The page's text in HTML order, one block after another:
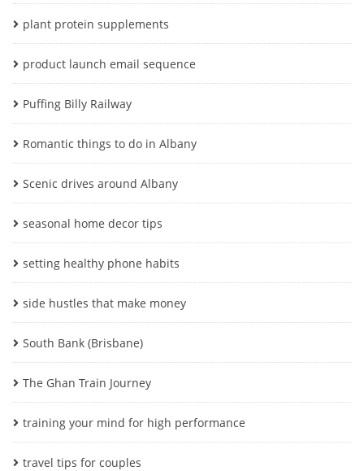
plant protein supplements
product launch email sequence
Puffing Billy Railway
Romantic things to do in Albany
Scenic drives around Albany
seasonal home decor tips
setting healthy phone habits
side hustles that make money
South Bank (Brisbane)
The Ghan Train Journey
training your mind for high performance
travel tips for couples